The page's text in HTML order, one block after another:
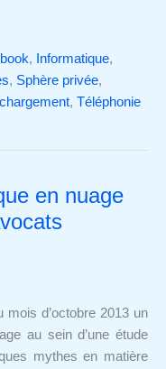
, Informatique,
, Sphère privée,
, Téléphonie
en nuage
mois d’octobre 2013 un
au sein d’une étude
mythes en matière